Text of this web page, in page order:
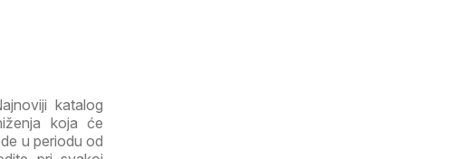
katalog
koja će
u periodu od